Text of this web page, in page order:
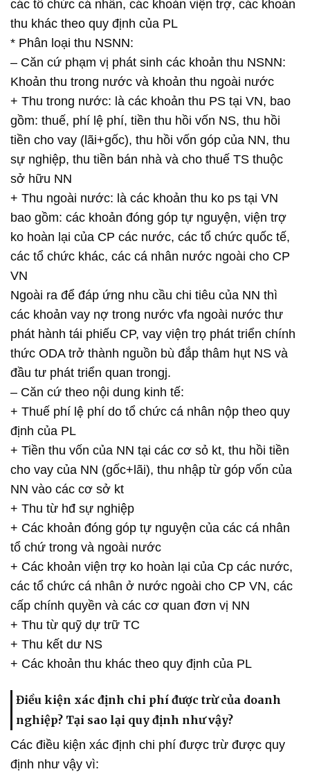
các tổ chức cá nhân, các khoản viện trợ, các khoản
thu khác theo quy định của PL
* Phân loại thu NSNN:
– Căn cứ phạm vị phát sinh các khoản thu NSNN:
Khoản thu trong nước và khoản thu ngoài nước
+ Thu trong nước: là các khoản thu PS tại VN, bao
gồm: thuế, phí lệ phí, tiền thu hồi vốn NS, thu hồi
tiền cho vay (lãi+gốc), thu hồi vốn góp của NN, thu
sự nghiệp, thu tiền bán nhà và cho thuế TS thuộc
sở hữu NN
+ Thu ngoài nước: là các khoản thu ko ps tại VN
bao gồm: các khoản đóng góp tự nguyện, viện trợ
ko hoàn lại của CP các nước, các tổ chức quốc tế,
các tổ chức khác, các cá nhân nước ngoài cho CP
VN
Ngoài ra để đáp ứng nhu cầu chi tiêu của NN thì
các khoản vay nợ trong nước vfa ngoài nước thư
phát hành tái phiếu CP, vay viện trọ phát triển chính
thức ODA trở thành nguồn bù đắp thâm hụt NS và
đầu tư phát triển quan trongj.
– Căn cứ theo nội dung kinh tế:
+ Thuế phí lệ phí do tổ chức cá nhân nộp theo quy
định của PL
+ Tiền thu vốn của NN tại các cơ sỏ kt, thu hồi tiền
cho vay của NN (gốc+lãi), thu nhập từ góp vốn của
NN vào các cơ sở kt
+ Thu từ hđ sự nghiệp
+ Các khoản đóng góp tự nguyện của các cá nhân
tổ chứ trong và ngoài nước
+ Các khoản viện trợ ko hoàn lại của Cp các nước,
các tổ chức cá nhân ở nước ngoài cho CP VN, các
cấp chính quyền và các cơ quan đơn vị NN
+ Thu từ quỹ dự trữ TC
+ Thu kết dư NS
+ Các khoản thu khác theo quy định của PL
Điều kiện xác định chi phí được trừ của doanh
nghiệp? Tại sao lại quy định như vậy?
Các điều kiện xác định chi phí được trừ được quy
định như vậy vì: